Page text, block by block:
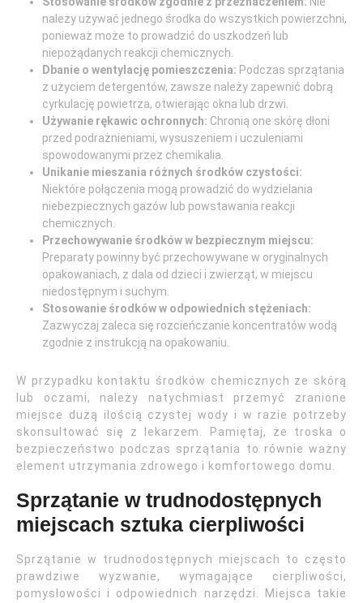
należy używać jednego środka do wszystkich powierzchni,
ponieważ może to prowadzić do uszkodzeń lub
niepożądanych reakcji chemicznych.
Dbanie o wentylację pomieszczenia: Podczas sprzątania
z użyciem detergentów, zawsze należy zapewnić dobrą
cyrkulację powietrza, otwierając okna lub drzwi.
Używanie rękawic ochronnych: Chronią one skórę dłoni
przed podrażnieniami, wysuszeniem i uczuleniami
spowodowanymi przez chemikalia.
Unikanie mieszania różnych środków czystości:
Niektóre połączenia mogą prowadzić do wydzielania
niebezpiecznych gazów lub powstawania reakcji
chemicznych.
Przechowywanie środków w bezpiecznym miejscu:
Preparaty powinny być przechowywane w oryginalnych
opakowaniach, z dala od dzieci i zwierząt, w miejscu
niedostępnym i suchym.
Stosowanie środków w odpowiednich stężeniach:
Zazwyczaj zaleca się rozcieńczanie koncentratów wodą
zgodnie z instrukcją na opakowaniu.
W przypadku kontaktu środków chemicznych ze skórą
lub oczami, należy natychmiast przemyć zranione
miejsce dużą ilością czystej wody i w razie potrzeby
skonsultować się z lekarzem. Pamiętaj, że troska o
bezpieczeństwo podczas sprzątania to równie ważny
element utrzymania zdrowego i komfortowego domu.
Sprzątanie w trudnodostępnych
miejscach sztuka cierpliwości
Sprzątanie w trudnodostępnych miejscach to często
prawdziwe wyzwanie, wymagające cierpliwości,
pomysłowości i odpowiednich narzędzi. Miejsca takie